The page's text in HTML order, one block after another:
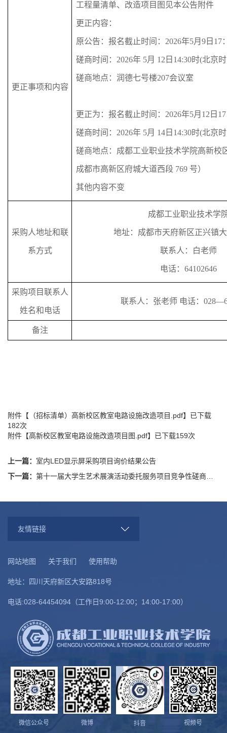
更正事项和内容
工程量清单、改造项目图见本公告附件
更正内容：
原公告： 报名截止时间： 2026年5月9日17
磋商时间 ： 2026年 5月 12 日 14:30时(北京
磋商地点：润德七号楼207会议室
更正为： 报名截止时间： 2026年5月12日
磋商时间 ： 2026年 5月 14 日 14:30时(北京
磋商地点：成都工业职业技术学院高新校
成都市高新区府城大道西段 769 号）
其他内容不变
采购人地址和联
系方式
成都工业职业技术学
地址：成都市天府新区正兴镇
联系人： 白老师
电话： 64102646
采购项目联系人
姓名和电话
联系人： 张老师 电话：
备注
附件【 （招标清单）高新校区教室电路设施改造项目.pdf】已下载
182次
附件【高新校区教室电路设施改造项目图.pdf】已下载159次
上一篇： 室内LED显示屏采购项目询价结果公告
下一篇： 第十一届大学生艺术展演活动委托服务项目竞争性磋商结果公告
友情链接
网站地图 关于我们 使用帮助
地址：四川天府新区大安路818号
电话:028-64454094（工作日9:00-12:00；14:00-17:00）
微信公众号 微博 抖音 视频号